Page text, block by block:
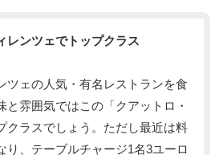
レンツェでトップクラス
ツェの人気・有名レストランを食
と雰囲気ではこの「クアットロ・
クラスでしょう。ただし最近は料
り、テーブルチャージ1名3ユーロ